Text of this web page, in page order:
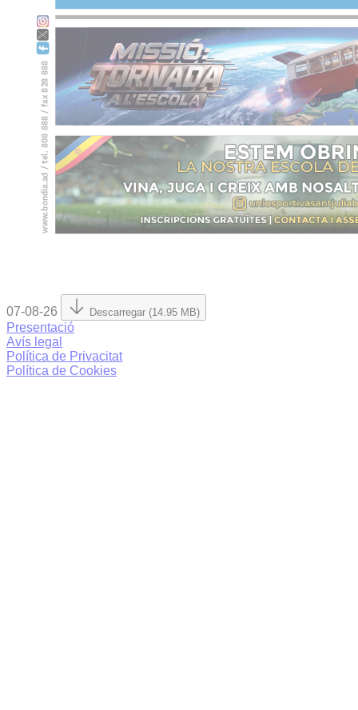
07-08-26 Descarregar (14.95 MB)
Presentació
Avís legal
Política de Privacitat
Política de Cookies